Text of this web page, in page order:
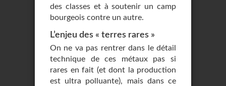
des classes et à soutenir un camp
bourgeois contre un autre.
L’enjeu des « terres rares »
On ne va pas rentrer dans le détail
technique de ces métaux pas si
rares en fait (et dont la production
est ultra polluante), mais dans ce